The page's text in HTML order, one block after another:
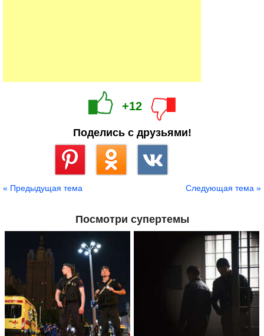
+12
Поделись с друзьями!
« Предыдущая тема Следующая тема »
Посмотри супертемы